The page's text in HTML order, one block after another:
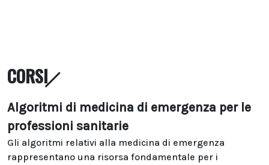
CORSI
Algoritmi di medicina di emergenza per le
professioni sanitarie
Gli algoritmi relativi alla medicina di emergenza
rappresentano una risorsa fondamentale per i